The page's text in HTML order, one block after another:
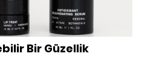
Bir Güzellik